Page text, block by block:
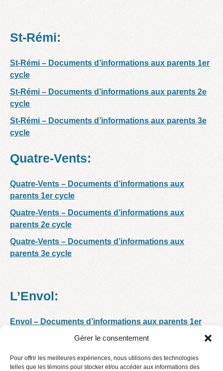
Gérer le consentement
Pour offrir les meilleures expériences, nous utilisons des technologies
telles que les témoins pour stocker et/ou accéder aux informations des
St-Rémi:
St-Rémi – Documents d’informations aux parents 1er
cycle
St-Rémi – Documents d’informations aux parents 2e
cycle
St-Rémi – Documents d’informations aux parents 3e
cycle
Quatre-Vents:
Quatre-Vents – Documents d’informations aux
parents 1er cycle
Quatre-Vents – Documents d’informations aux
parents 2e cycle
Quatre-Vents – Documents d’informations aux
parents 3e cycle
L’Envol:
Envol – Documents d’informations aux parents 1er
cycle